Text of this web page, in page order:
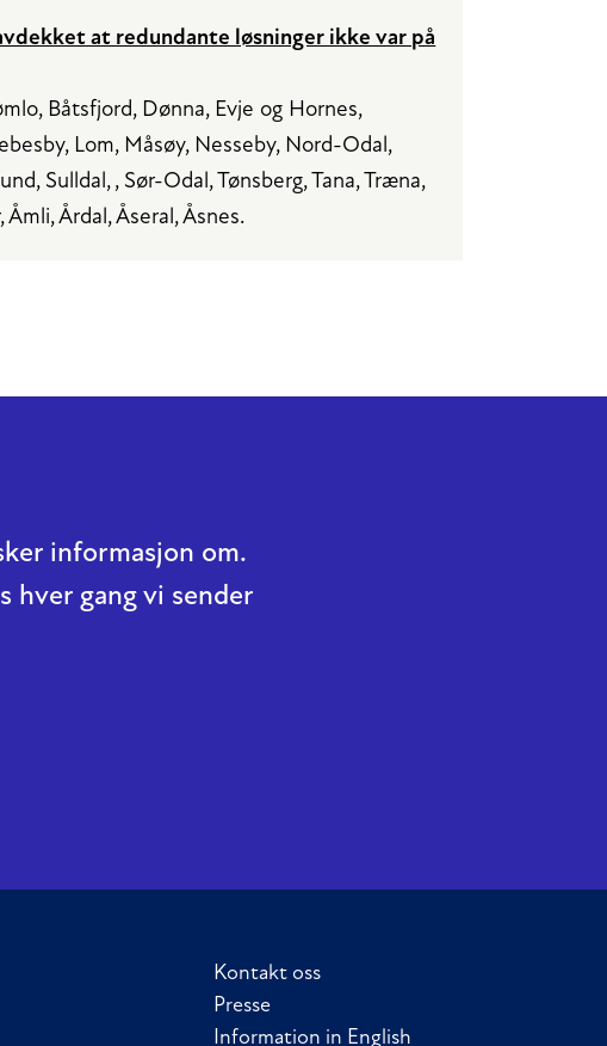
at redundante løsninger ikke var på
Båtsfjord, Dønna, Evje og Hornes,
Lom, Måsøy, Nesseby, Nord-Odal,
Sulldal, , Sør-Odal, Tønsberg, Tana, Træna,
Åmli, Årdal, Åseral, Åsnes.
informasjon om.
hver gang vi sender
Kontakt oss
Presse
Information in English